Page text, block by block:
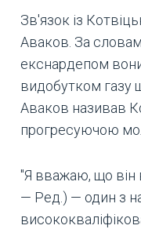
Зв'язок із
Аваков. За
екснардепом
видобутком газу
Аваков називав
прогресуючою
"Я вважаю, що він
— Ред.) — один з